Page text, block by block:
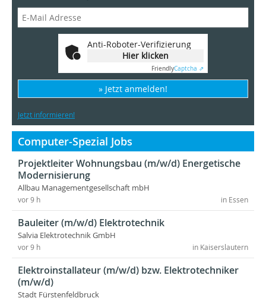
Anti-Roboter-Verifizierung
Hier klicken
FriendlyCaptcha ⇗
» Jetzt anmelden!
Jetzt informieren!
Computer-Spezial Jobs
Projektleiter Wohnungsbau (m/w/d) Energetische
Modernisierung
Allbau Managementgesellschaft mbH
in Essen
vor 9 h
Bauleiter (m/w/d) Elektrotechnik
Salvia Elektrotechnik GmbH
in Kaiserslautern
vor 9 h
Elektroinstallateur (m/w/d) bzw. Elektrotechniker
(m/w/d)
Stadt Fürstenfeldbruck